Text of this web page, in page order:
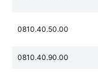
0810.40.50.00
0810.40.90.00